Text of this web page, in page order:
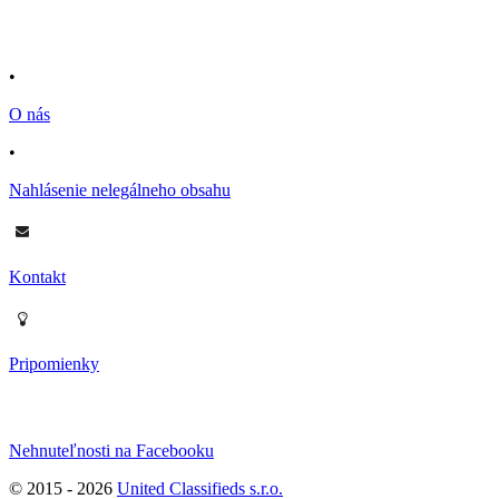
•
O nás
•
Nahlásenie nelegálneho obsahu
Kontakt
Pripomienky
Nehnuteľnosti na Facebooku
© 2015 - 2026 United Classifieds s.r.o.